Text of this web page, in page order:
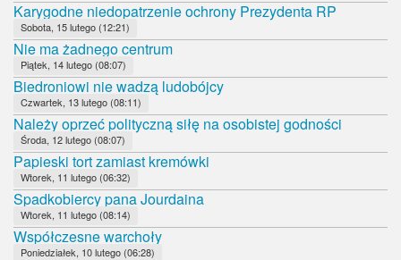
Karygodne niedopatrzenie ochrony Prezydenta RP
Sobota, 15 lutego (12:21)
Nie ma żadnego centrum
Piątek, 14 lutego (08:07)
Biedroniowi nie wadzą ludobójcy
Czwartek, 13 lutego (08:11)
Należy oprzeć polityczną siłę na osobistej godności
Środa, 12 lutego (08:07)
Papieski tort zamiast kremówki
Wtorek, 11 lutego (06:32)
Spadkobiercy pana Jourdaina
Wtorek, 11 lutego (08:14)
Współczesne warchoły
Poniedziałek, 10 lutego (06:28)